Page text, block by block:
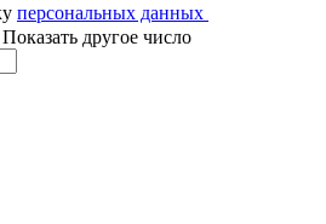
персональных данных
Показать другое число